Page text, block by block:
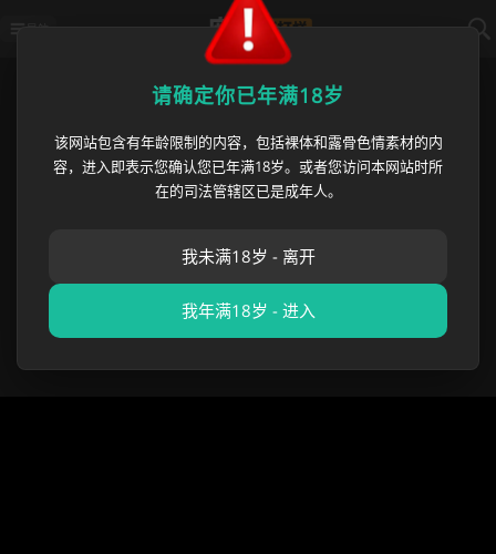
› 38岁梅西，第六届世
38岁梅西，第六届世界杯首战就戴
帽！阿根廷3-0阿尔及利亚，传奇
请确定你已年满18岁
该网站包含有年龄限制的内容，包括裸体和露骨色情素材的内
容，进入即表示您确认您已年满18岁。或者您访问本网站时所
在的司法管辖区已是成年人。
我未满18岁 - 离开
我年满18岁 - 进入